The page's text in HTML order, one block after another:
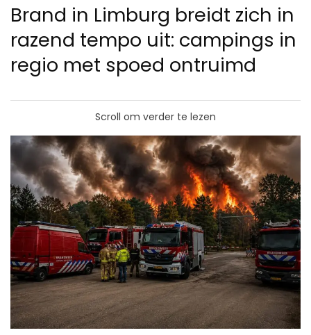
Brand in Limburg breidt zich in
razend tempo uit: campings in
regio met spoed ontruimd
Scroll om verder te lezen